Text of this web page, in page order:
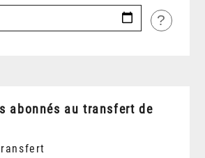
?
abonnés au transfert de